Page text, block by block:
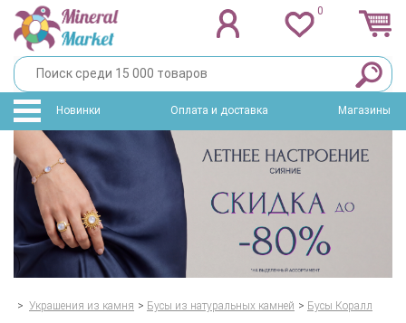
0
Новинки Оплата и доставка Магазины
> Украшения из камня > Бусы из натуральных камней > Бусы Коралл